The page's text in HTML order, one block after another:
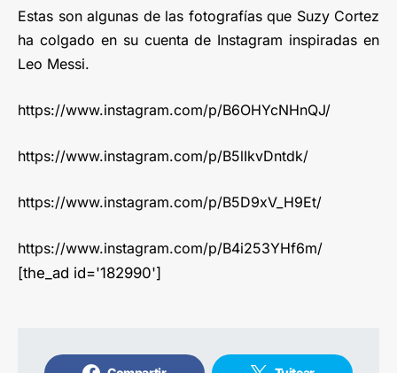
Estas son algunas de las fotografías que Suzy Cortez
ha colgado en su cuenta de Instagram inspiradas en
Leo Messi.
https://www.instagram.com/p/B6OHYcNHnQJ/
https://www.instagram.com/p/B5lIkvDntdk/
https://www.instagram.com/p/B5D9xV_H9Et/
https://www.instagram.com/p/B4i253YHf6m/
[the_ad id='182990']